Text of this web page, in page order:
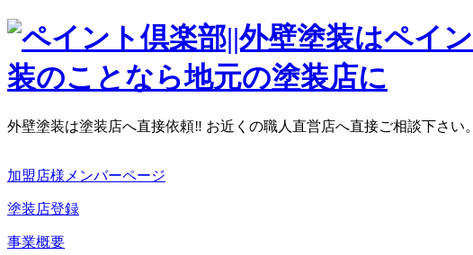
外壁塗装は塗装店へ直接依頼‼ お近くの職人直営店へ直接ご相談下さい。
加盟店様メンバーページ
塗装店登録
事業概要